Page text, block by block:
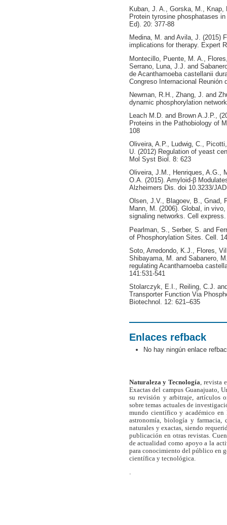
Kuban, J. A., Gorska, M., Knap,
Protein tyrosine phosphatases
Ed). 20: 377-88
Medina, M. and Avila, J. (2015)
implications for therapy. Expert
Montecillo, Puente, M. A.,
Serrano, Luna, J.J. and
de Acanthamoeba castellanii
Congreso Internacional Reunión
Newman, R.H., Zhang, J. and
dynamic phosphorylation
Leach M.D. and Brown A.J.P.,
Proteins in the Pathobiology of
108
Oliveira, A.P., Ludwig, C.,
U. (2012) Regulation of yeast
Mol Syst Biol. 8: 623
Oliveira, J.M., Henriques, A.G.,
O.A. (2015). Amyloid-β
Alzheimers Dis. doi 10.3233/
Olsen, J.V., Blagoev, B., Gnad,
Mann, M. (2006). Global, in
signaling networks. Cell
Pearlman, S., Serber, S. and
of Phosphorylation Sites. Cell.
Soto, Arredondo, K.J., Flores,
Shibayama, M. and Sabanero,
regulating Acanthamoeba
141:531-541
Stolarczyk, E.I., Reiling, C.J.
Transporter Function Via
Biotechnol. 12: 621–635
Enlaces refback
No hay ningún enlace
Naturaleza y Tecnología, revista
Exactas del campus Guanajuato,
su revisión y arbitraje, artículos
sobre temas actuales de
mundo científico y académico en
astronomía, biología y farmacia,
naturales y exactas, siendo
publicación en otras revistas.
de actualidad como apoyo a la
para conocimiento del público en
científica y tecnológica.
.